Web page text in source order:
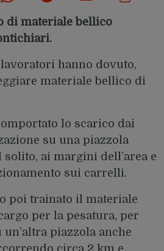
di materiale bellico
hanno dovuto,
materiale bellico di
lo scarico dai
su una piazzola
ai margini dell’area e
sui carrelli.
poi trainato il materiale
per la pesatura, per
piazzola anche
circa 2 km e